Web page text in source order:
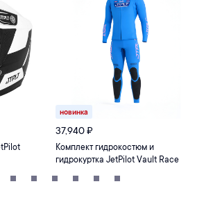
новинка
37,940₽
Комплект гидрокостюм и
гидрокуртка JetPilot Vault Race